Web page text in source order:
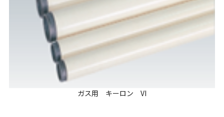
ガス用 キーロン VI